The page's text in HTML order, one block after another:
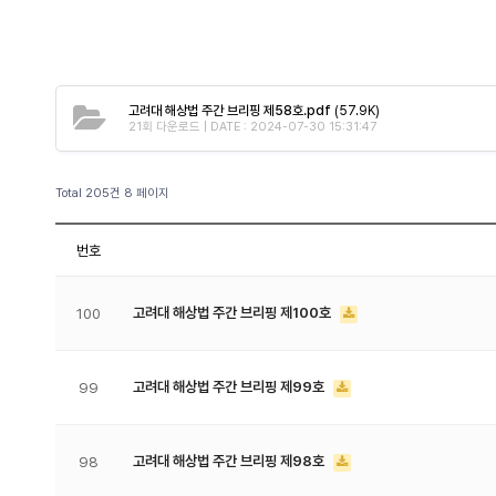
고려대 해상법 주간 브리핑 제58호.pdf (57.9K)
21회 다운로드 | DATE : 2024-07-30 15:31:47
Total 205건 8 페이지
번호
100 고려대 해상법 주간 브리핑 제100호
99 고려대 해상법 주간 브리핑 제99호
98 고려대 해상법 주간 브리핑 제98호